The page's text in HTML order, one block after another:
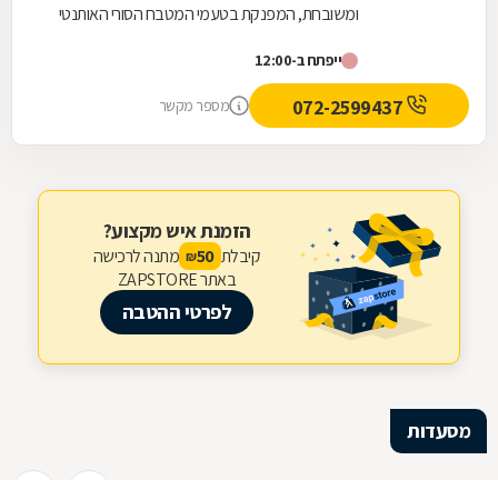
ומשובחת, המפנקת בטעמי המטבח הסורי האותנטי
וכוללות...
ייפתח ב-12:00
מספר מקשר
הזמנת איש מקצוע?
קיבלת 50
₪ מתנה לרכישה
באתר ZAPSTORE
לפרטי ההטבה
מסעדות